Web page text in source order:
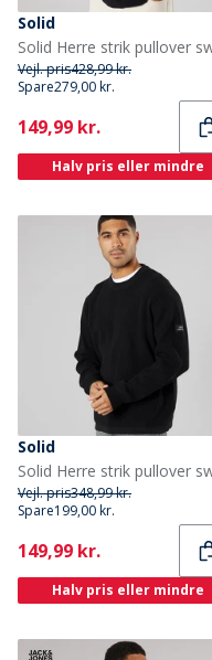
Solid
Vejl. pris428,99 kr.
Spare279,00 kr.
Current
149,99 kr.
Halv pris eller mindre
Solid
Vejl. pris348,99 kr.
Spare199,00 kr.
Current
149,99 kr.
Halv pris eller mindre